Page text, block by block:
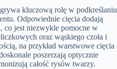
kluczową rolę w podkreślaniu
Odpowiednie cięcia dodają
co jest niezwykle pomocne w
oraz wąskiego czoła i
na przykład warstwowe cięcia
poszerzają optycznie
całość rysów twarzy.